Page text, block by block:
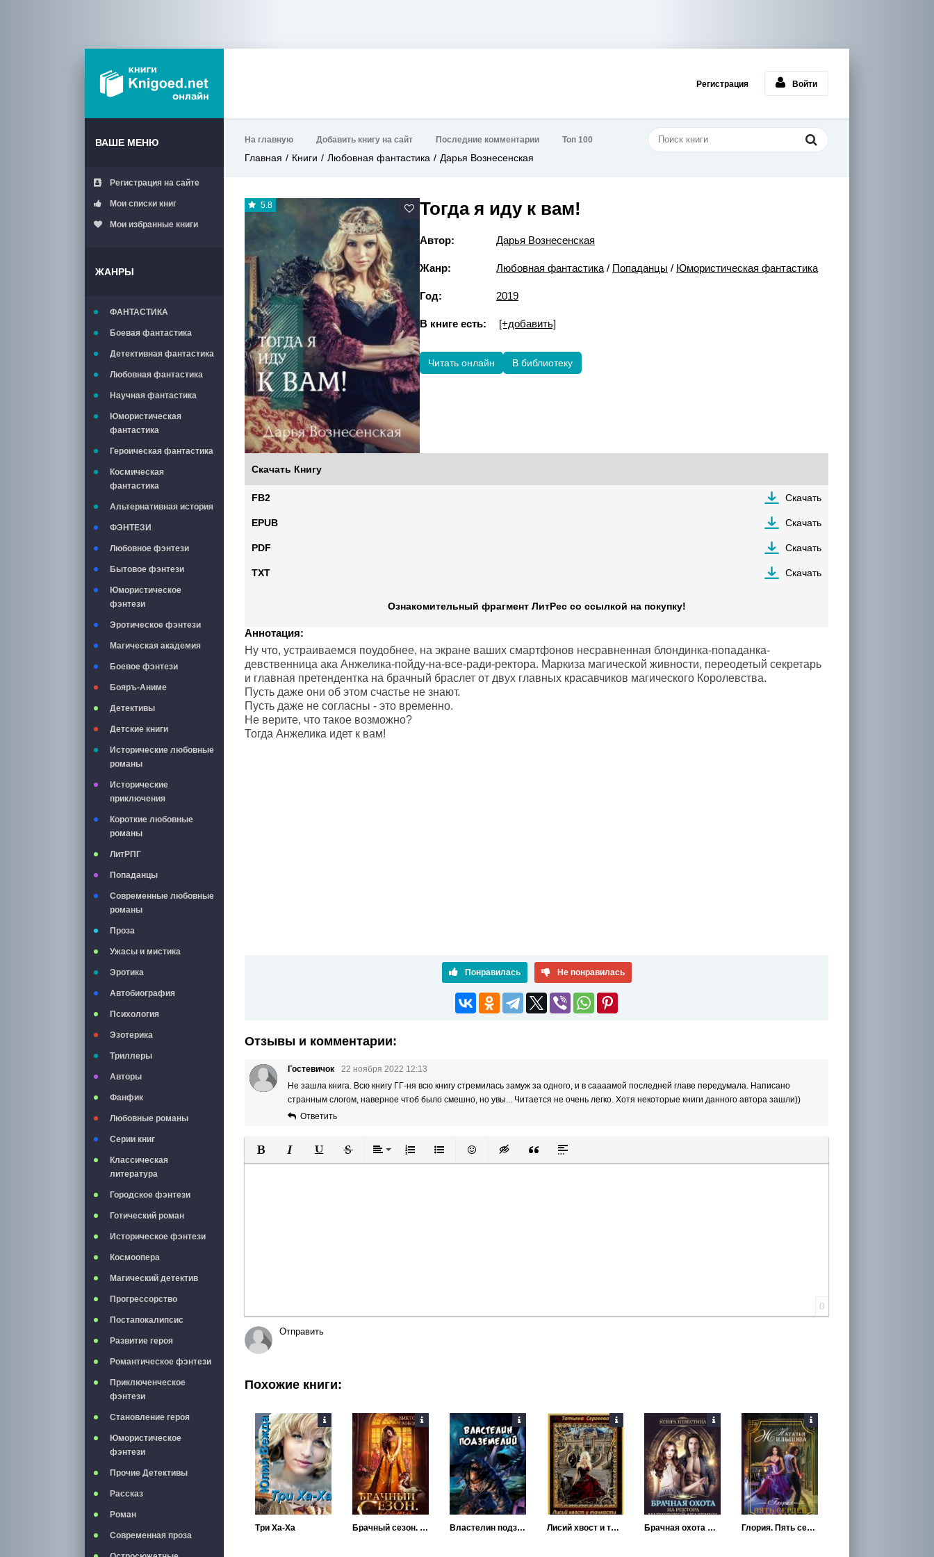
Регистрация Войти
ВАШЕ МЕНЮ
Регистрация на сайте
Мои списки книг
Мои избранные книги
ЖАНРЫ
ФАНТАСТИКА
Боевая фантастика
Детективная фантастика
Любовная фантастика
Научная фантастика
Юмористическая
фантастика
Героическая фантастика
Космическая
фантастика
Альтернативная история
ФЭНТЕЗИ
Любовное фэнтези
Бытовое фэнтези
Юмористическое
фэнтези
Эротическое фэнтези
Магическая академия
Боевое фэнтези
Бояръ-Аниме
Детективы
Детские книги
Исторические любовные
романы
Исторические
приключения
Короткие любовные
романы
ЛитРПГ
Попаданцы
Современные любовные
романы
Проза
Ужасы и мистика
Эротика
Автобиография
Психология
Эзотерика
Триллеры
Авторы
Фанфик
Любовные романы
Серии книг
Классическая
литература
Городское фэнтези
Готический роман
Историческое фэнтези
Космоопера
Магический детектив
Прогрессорство
Постапокалипсис
Развитие героя
Романтическое фэнтези
Приключенческое
фэнтези
Становление героя
Юмористическое
фэнтези
Прочие Детективы
Рассказ
Роман
Современная проза
На главную Добавить книгу на сайт Последние комментарии Топ 100
Главная Книги Любовная фантастика Дарья Вознесенская
5.8 Тогда я иду к вам!
Автор: Дарья Вознесенская
Жанр: Любовная фантастика / Попаданцы / Юмористическая фантастика
Год: 2019
В книге есть: [+добавить]
Читать онлайн В библиотеку
Скачать Книгу
FB2 Скачать
EPUB Скачать
PDF Скачать
TXT Скачать
Ознакомительный фрагмент ЛитРес со ссылкой на покупку!
Аннотация:
Ну что, устраиваемся поудобнее, на экране ваших смартфонов несравненная блондинка-попаданка-
девственница ака Анжелика-пойду-на-все-ради-ректора. Маркиза магической живности, переодетый секретарь
и главная претендентка на брачный браслет от двух главных красавчиков магического Королевства.
Пусть даже они об этом счастье не знают.
Пусть даже не согласны - это временно.
Не верите, что такое возможно?
Тогда Анжелика идет к вам!
Понравилась Не понравилась
Отзывы и комментарии:
Гостевичок
22 ноября 2022 12:13
Не зашла книга. Всю книгу ГГ-ня всю книгу стремилась замуж за одного, и в саааамой последней главе передумала. Написано
странным слогом, наверное чтоб было смешно, но увы... Читается не очень легко. Хотя некоторые книги данного автора зашли))
Ответить
Полужирный
КурсивПодчеркнутый
ЗачеркнутыйВыравнивание
Нумерованный список
Маркированный список
Вставить смайлик
Вставка скрытого текста
Вставка цитаты
Вставка спойлера
0
Отправить
Похожие книги:
Три Ха-Ха Брачный сезон. Сирота Властелин подземелий Лисий хвост и тонкости воровской науки Брачная охота на ректора магической академии Глория. Пять сердец тьмы